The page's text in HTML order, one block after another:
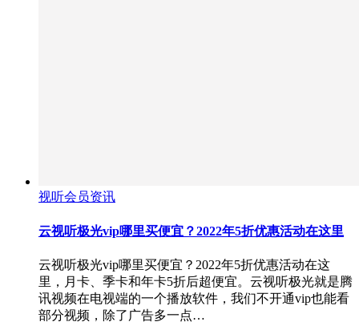
视听会员资讯
云视听极光vip哪里买便宜？2022年5折优惠活动在这里
云视听极光vip哪里买便宜？2022年5折优惠活动在这
里，月卡、季卡和年卡5折后超便宜。云视听极光就是腾
讯视频在电视端的一个播放软件，我们不开通vip也能看
部分视频，除了广告多一点…